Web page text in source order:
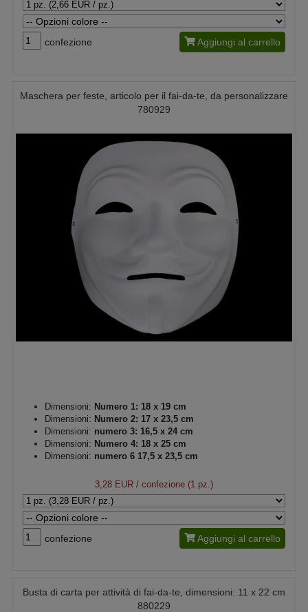
confezione Aggiungi al carrello
Maschera per feste, articolo per il fai-da-te, da personalizzare
780929
Dimensioni: Numero 1: 18 x 19 cm
Dimensioni: Numero 2: 17 x 23,5 cm
Dimensioni: numero 3: 16,5 x 24 cm
Dimensioni: Numero 4: 18 x 25 cm
Dimensioni: numero 6 17,5 x 23,5 cm
3,28 EUR / confezione (1 pz.)
confezione Aggiungi al carrello
Busta di carta per attività di fai-da-te, dimensioni: 11 x 22 cm
880229